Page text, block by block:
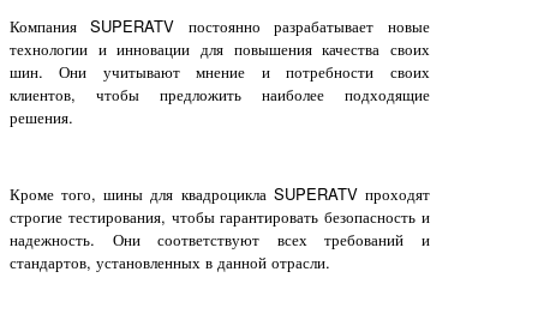
Компания SUPERATV постоянно разрабатывает новые
технологии и инновации для повышения качества своих
шин. Они учитывают мнение и потребности своих
клиентов, чтобы предложить наиболее подходящие
решения.
Кроме того, шины для квадроцикла SUPERATV проходят
строгие тестирования, чтобы гарантировать безопасность и
надежность. Они соответствуют всех требований и
стандартов, установленных в данной отрасли.